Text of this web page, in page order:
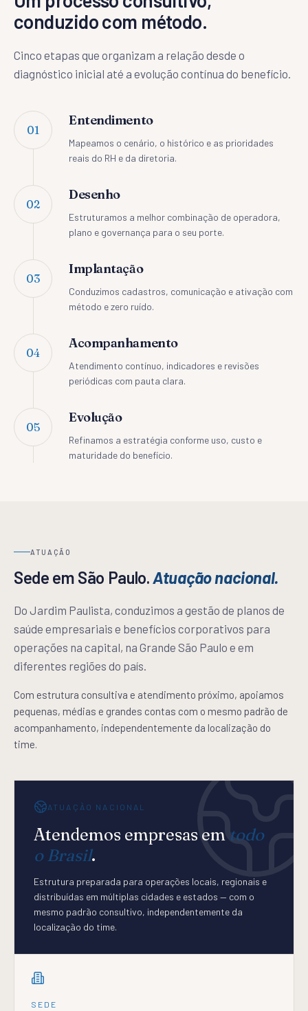
conduzido com método.
Cinco etapas que organizam a relação desde o
diagnóstico inicial até a evolução contínua do benefício.
01
Entendimento
Mapeamos o cenário, o histórico e as prioridades
reais do RH e da diretoria.
02
Desenho
Estruturamos a melhor combinação de operadora,
plano e governança para o seu porte.
03
Implantação
Conduzimos cadastros, comunicação e ativação com
método e zero ruído.
04
Acompanhamento
Atendimento contínuo, indicadores e revisões
periódicas com pauta clara.
05
Evolução
Refinamos a estratégia conforme uso, custo e
maturidade do benefício.
ATUAÇÃO
Sede em São Paulo. Atuação nacional.
Do Jardim Paulista, conduzimos a gestão de planos de
saúde empresariais e benefícios corporativos para
operações na capital, na Grande São Paulo e em
diferentes regiões do país.
Com estrutura consultiva e atendimento próximo, apoiamos
pequenas, médias e grandes contas com o mesmo padrão de
acompanhamento, independentemente da localização do
time.
ATUAÇÃO NACIONAL
Atendemos empresas em todo
o Brasil.
Estrutura preparada para operações locais, regionais e
distribuídas em múltiplas cidades e estados — com o
mesmo padrão consultivo, independentemente da
localização do time.
SEDE